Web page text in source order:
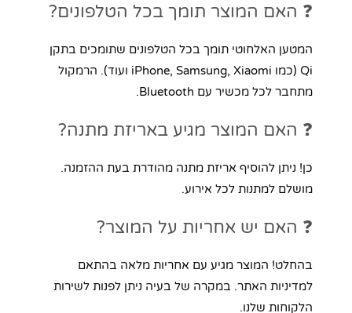
❓ האם המוצר תומך בכל הטלפונים?
המטען האלחוטי תומך בכל הטלפונים שתומכים בתקן
Qi (כמו iPhone, Samsung, Xiaomi ועוד). הרמקול
מתחבר לכל מכשיר עם Bluetooth.
❓ האם המוצר מגיע באריזת מתנה?
כן! ניתן להוסיף אריזת מתנה מהודרת בעת ההזמנה.
מושלם למתנות לכל אירוע.
❓ האם יש אחריות על המוצר?
בהחלט! המוצר מגיע עם אחריות מלאה בהתאם
למדיניות האתר. במקרה של בעיה ניתן לפנות לשירות
הלקוחות שלנו.